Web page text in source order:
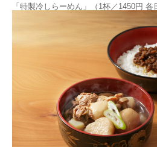
「特製冷しらーめん」（1杯／1450円 各